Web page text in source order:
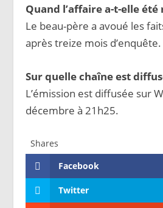
Quand l’affaire a-t-elle été
Le beau-père a avoué les
après treize mois d’enquête.
Sur quelle chaîne est
L’émission est diffusée sur
décembre à 21h25.
Shares
Facebook
Twitter